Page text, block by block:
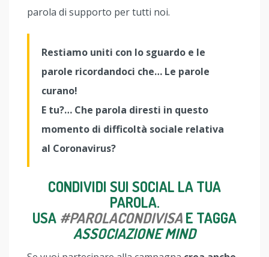
parola di supporto per tutti noi.
Restiamo uniti con lo sguardo e le
parole ricordandoci che… Le parole
curano!
E tu?… Che parola diresti in questo
momento di difficoltà sociale relativa
al Coronavirus?
CONDIVIDI SUI SOCIAL LA TUA
PAROLA.
USA #PAROLACONDIVISAE TAGGA
ASSOCIAZIONE MIND